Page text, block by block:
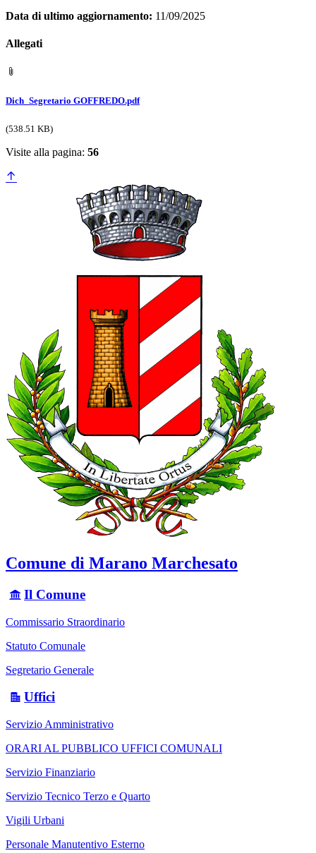
Data di ultimo aggiornamento: 11/09/2025
Allegati
Dich_Segretario GOFFREDO.pdf
(538.51 KB)
Visite alla pagina: 56
Comune di Marano Marchesato
Il Comune
Commissario Straordinario
Statuto Comunale
Segretario Generale
Uffici
Servizio Amministrativo
ORARI AL PUBBLICO UFFICI COMUNALI
Servizio Finanziario
Servizio Tecnico Terzo e Quarto
Vigili Urbani
Personale Manutentivo Esterno